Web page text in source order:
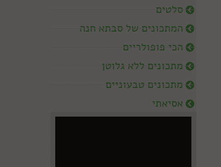
סלטים
המתכונים של סבתא חנה
הכי פופולריים
מתכונים ללא גלוטן
מתכונים טבעוניים
אסיאתי